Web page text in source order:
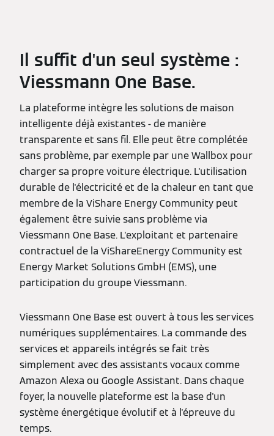
Il suffit d'un seul système :
Viessmann One Base.
La plateforme intègre les solutions de maison
intelligente déjà existantes - de manière
transparente et sans fil. Elle peut être complétée
sans problème, par exemple par une Wallbox pour
charger sa propre voiture électrique. L'utilisation
durable de l'électricité et de la chaleur en tant que
membre de la ViShare Energy Community peut
également être suivie sans problème via
Viessmann One Base. L'exploitant et partenaire
contractuel de la ViShareEnergy Community est
Energy Market Solutions GmbH (EMS), une
participation du groupe Viessmann.
Viessmann One Base est ouvert à tous les services
numériques supplémentaires. La commande des
services et appareils intégrés se fait très
simplement avec des assistants vocaux comme
Amazon Alexa ou Google Assistant. Dans chaque
foyer, la nouvelle plateforme est la base d'un
système énergétique évolutif et à l'épreuve du
temps.